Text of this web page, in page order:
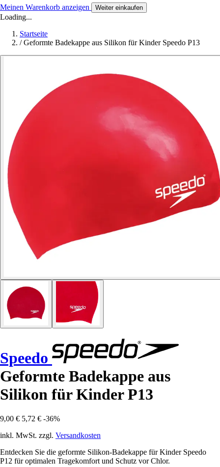
Meinen Warenkorb anzeigen Weiter einkaufen
Loading...
Startseite
/ Geformte Badekappe aus Silikon für Kinder Speedo P13
Speedo
Geformte Badekappe aus
Silikon für Kinder P13
9,00 € 5,72 € -36%
inkl. MwSt. zzgl. Versandkosten
Entdecken Sie die geformte Silikon-Badekappe für Kinder Speedo
P12 für optimalen Tragekomfort und Schutz vor Chlor.